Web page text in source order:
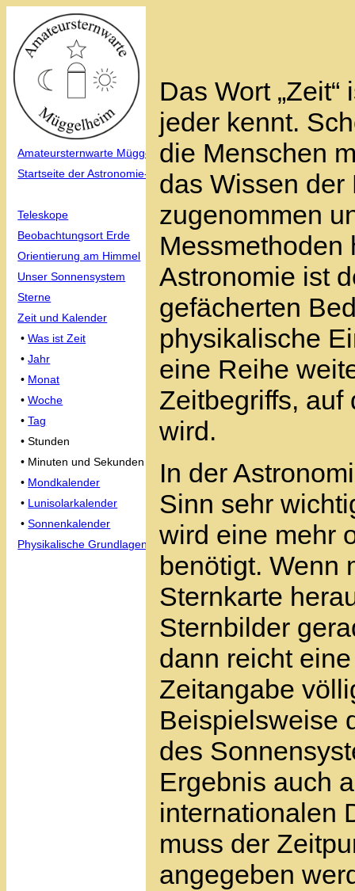
Amateursternwarte Müggelheim
Startseite der Astronomie-Info
Teleskope
Beobachtungsort Erde
Orientierung am Himmel
Unser Sonnensystem
Sterne
Zeit und Kalender
•Was ist Zeit
•Jahr
• Monat
•Woche
•Tag
• Stunden
• Minuten und Sekunden
• Mondkalender
• Lunisolarkalender
•Sonnenkalender
Physikalische Grundlagen
Das Wort
jeder kennt.
die Menschen
das Wissen
zugenommen
Messmethoden
Astronomie ist
gefächerten
physikalische
eine Reihe
Zeitbegriffs, auf
wird.
In der
Sinn sehr
wird eine mehr
benötigt. Wenn
Sternkarte
Sternbilder
dann reicht
Zeitangabe
Beispielsweise
des
Ergebnis auch
internationalen
muss der
angegeben